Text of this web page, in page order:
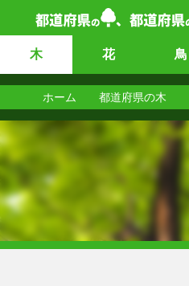
木 花 鳥
ホーム 都道府県の木